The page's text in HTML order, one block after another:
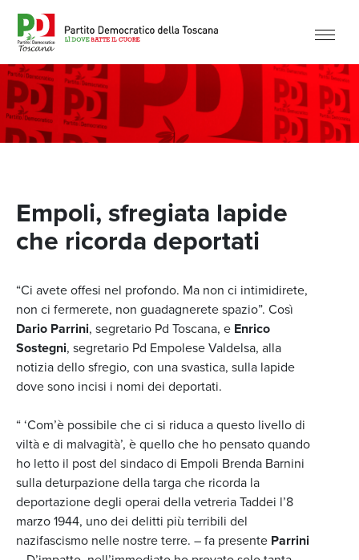
Empoli, sfregiata lapide
che ricorda deportati
“Ci avete offesi nel profondo. Ma non ci intimidirete,
non ci fermerete, non guadagnerete spazio”. Così
Dario Parrini, segretario Pd Toscana, e Enrico
Sostegni, segretario Pd Empolese Valdelsa, alla
notizia dello sfregio, con una svastica, sulla lapide
dove sono incisi i nomi dei deportati.
“ ‘Com’è possibile che ci si riduca a questo livello di
viltà e di malvagità’, è quello che ho pensato quando
ho letto il post del sindaco di Empoli Brenda Barnini
sulla deturpazione della targa che ricorda la
deportazione degli operai della vetreria Taddei l’8
marzo 1944, uno dei delitti più terribili del
nazifascismo nelle nostre terre. – fa presente Parrini